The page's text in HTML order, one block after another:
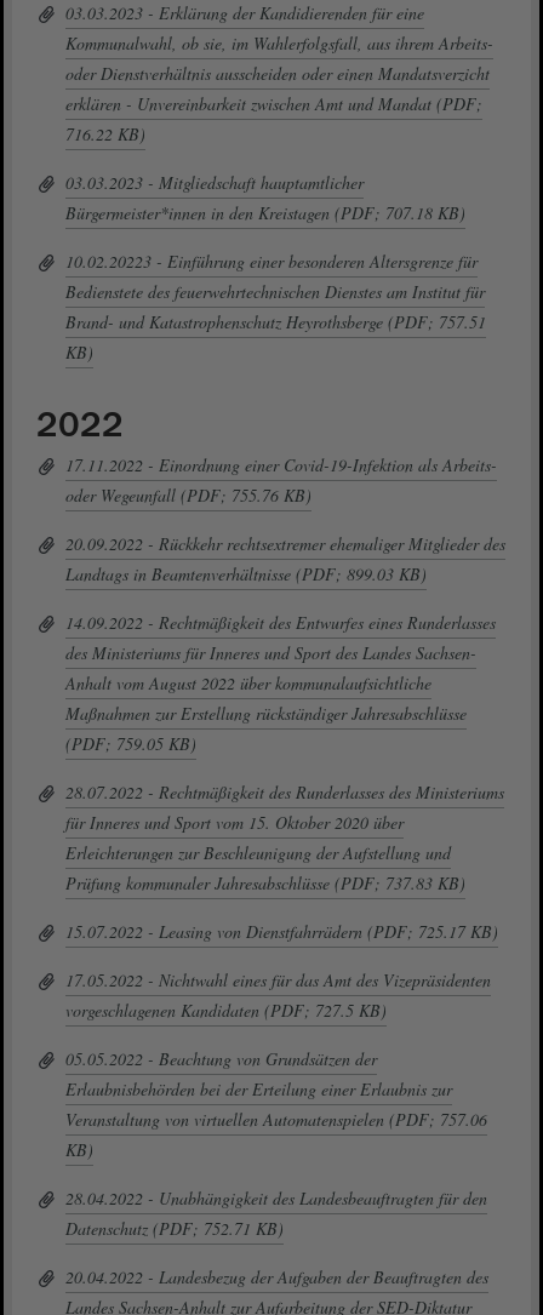
03.03.2023 - Erklärung der Kandidierenden für eine
Kommunalwahl, ob sie, im Wahlerfolgsfall, aus ihrem Arbeits-
oder Dienstverhältnis ausscheiden oder einen Mandatsverzicht
erklären - Unvereinbarkeit zwischen Amt und Mandat (PDF;
716.22 KB)
03.03.2023 - Mitgliedschaft hauptamtlicher
Bürgermeister*innen in den Kreistagen (PDF; 707.18 KB)
10.02.20223 - Einführung einer besonderen Altersgrenze für
Bedienstete des feuerwehrtechnischen Dienstes am Institut für
Brand- und Katastrophenschutz Heyrothsberge (PDF; 757.51
KB)
2022
17.11.2022 - Einordnung einer Covid-19-Infektion als Arbeits-
oder Wegeunfall (PDF; 755.76 KB)
20.09.2022 - Rückkehr rechtsextremer ehemaliger Mitglieder des
Landtags in Beamtenverhältnisse (PDF; 899.03 KB)
14.09.2022 - Rechtmäßigkeit des Entwurfes eines Runderlasses
des Ministeriums für Inneres und Sport des Landes Sachsen-
Anhalt vom August 2022 über kommunalaufsichtliche
Maßnahmen zur Erstellung rückständiger Jahresabschlüsse
(PDF; 759.05 KB)
28.07.2022 - Rechtmäßigkeit des Runderlasses des Ministeriums
für Inneres und Sport vom 15. Oktober 2020 über
Erleichterungen zur Beschleunigung der Aufstellung und
Prüfung kommunaler Jahresabschlüsse (PDF; 737.83 KB)
15.07.2022 - Leasing von Dienstfahrrädern (PDF; 725.17 KB)
17.05.2022 - Nichtwahl eines für das Amt des Vizepräsidenten
vorgeschlagenen Kandidaten (PDF; 727.5 KB)
05.05.2022 - Beachtung von Grundsätzen der
Erlaubnisbehörden bei der Erteilung einer Erlaubnis zur
Veranstaltung von virtuellen Automatenspielen (PDF; 757.06
KB)
28.04.2022 - Unabhängigkeit des Landesbeauftragten für den
Datenschutz (PDF; 752.71 KB)
20.04.2022 - Landesbezug der Aufgaben der Beauftragten des
Landes Sachsen-Anhalt zur Aufarbeitung der SED-Diktatur